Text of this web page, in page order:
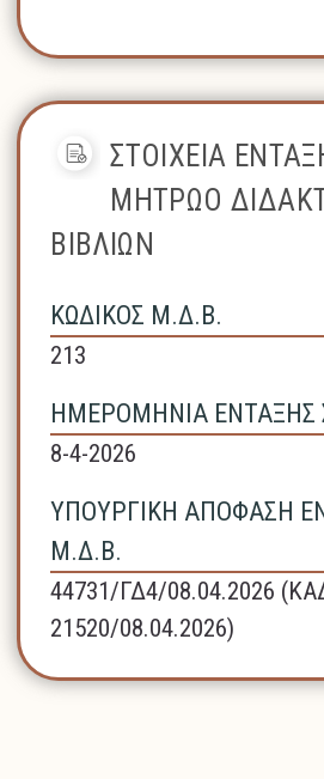
ΣΤΟΙΧΕΙΑ
ΜΗΤΡΩΟ
ΒΙΒΛΙΩΝ
ΚΩΔΙΚΟΣ Μ.Δ.Β.
213
ΗΜΕΡΟΜΗΝΙΑ ΕΝΤΑΞΗΣ
8-4-2026
ΥΠΟΥΡΓΙΚΗ ΑΠΟΦΑΣΗ
Μ.Δ.Β.
44731/ΓΔ4/08.04.2026
21520/08.04.2026)